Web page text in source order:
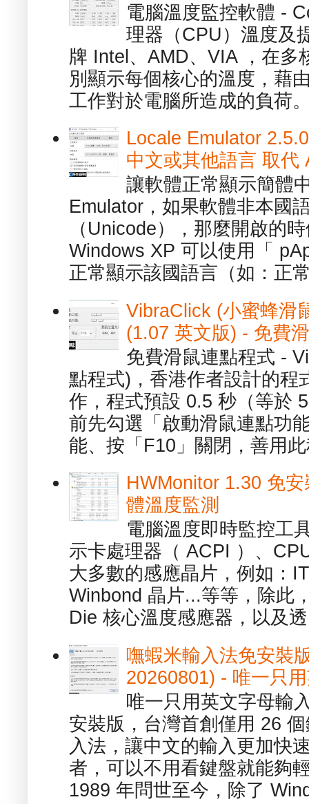
電腦溫度監控軟體 -
理器（CPU）溫度及
牌 Intel、AMD、VIA ，在多
別顯示每個核心的溫度，藉
工作對於電腦所造成的負荷
Locale Emulator
中文或其他語言 取代
讓軟體正常顯示簡體
Emulator，如果軟體非本國
（Unicode），那麼開啟的
Windows XP 可以使用「
正常顯示該國語言（如：正
VibraClick (小蜜蜂滑
(1.07 英文版) - 免費
免費滑鼠連點程式 -
點程式)，香港作者設計的程
作，程式預設 0.5 秒（等於
前先勾選「啟動滑鼠連點功
能、按「F10」關閉，善用
HWMonitor 1.30 免
體溫度監測
電腦溫度即時監控工
示卡處理器（ ACPI ）、
大多數的感應晶片，例如：
Winbond 晶片...等等，除此
Die 核心溫度感應器，以及
嘸蝦米輸入法免安裝
20260801) - 唯一只
唯一只用英文字母輸
安裝版，台灣首創僅用 26
入法，讓中文的輸入更加快
者，可以不用看鍵盤就能夠
1989 年問世至今，除了